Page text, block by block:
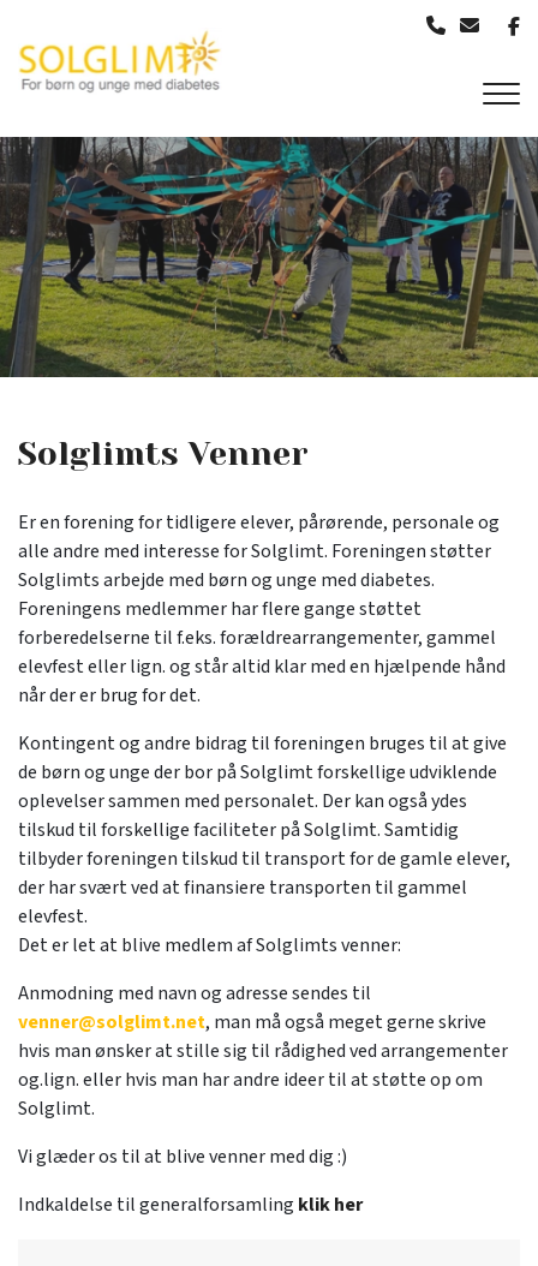
hovedindhold
Solglimts Venner
Er en forening for tidligere elever, pårørende, personale og
alle andre med interesse for Solglimt. Foreningen støtter
Solglimts arbejde med børn og unge med diabetes.
Foreningens medlemmer har flere gange støttet
forberedelserne til f.eks. forældrearrangementer, gammel
elevfest eller lign. og står altid klar med en hjælpende hånd
når der er brug for det.
Kontingent og andre bidrag til foreningen bruges til at give
de børn og unge der bor på Solglimt forskellige udviklende
oplevelser sammen med personalet. Der kan også ydes
tilskud til forskellige faciliteter på Solglimt. Samtidig
tilbyder foreningen tilskud til transport for de gamle elever,
der har svært ved at finansiere transporten til gammel
elevfest.
Det er let at blive medlem af Solglimts venner:
Anmodning med navn og adresse sendes til
venner@solglimt.net, man må også meget gerne skrive
hvis man ønsker at stille sig til rådighed ved arrangementer
og.lign. eller hvis man har andre ideer til at støtte op om
Solglimt.
Vi glæder os til at blive venner med dig :)
Indkaldelse til generalforsamling klik her